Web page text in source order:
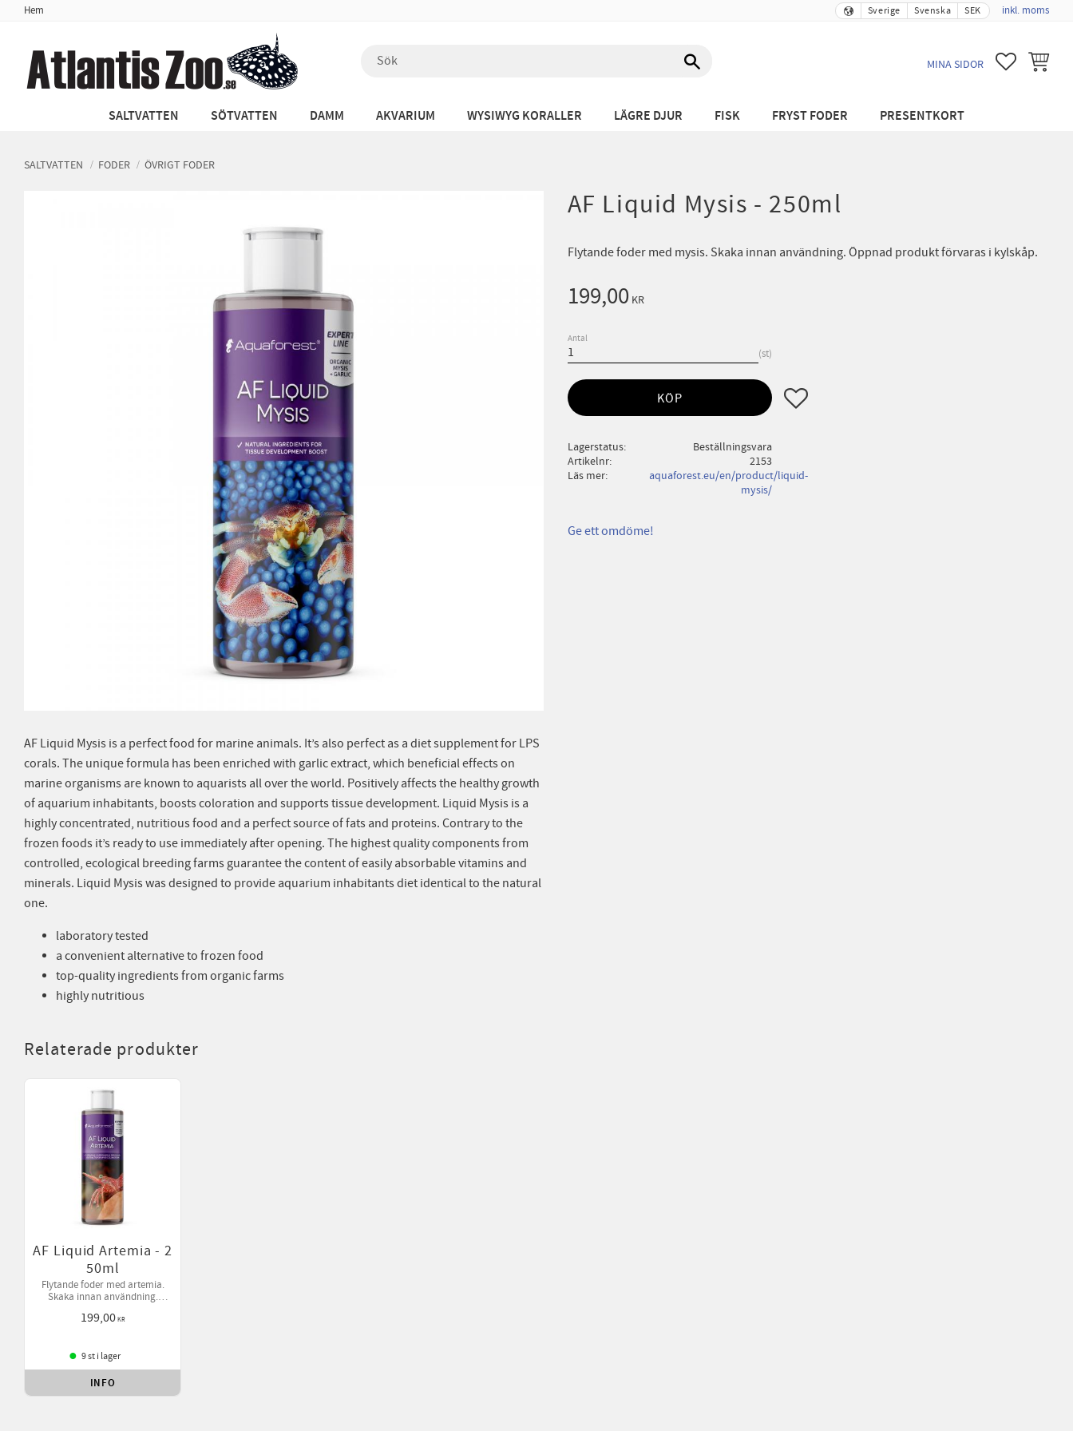
Hem Sverige Svenska SEK inkl. moms
MINA SIDOR FAVORITER
SALTVATTEN SÖTVATTEN DAMM AKVARIUM WYSIWYG KORALLER LÄGRE DJUR FISK FRYST FODER PRESENTKORT
SALTVATTEN FODER ÖVRIGT FODER
AF Liquid Mysis - 250ml
Flytande foder med mysis. Skaka innan användning. Öppnad produkt förvaras i kylskåp.
199,00KR
Antal
st
KÖP Lägg till i favoriter
Lagerstatus
Beställningsvara
Artikelnr
2153
Läs mer
aquaforest.eu/en/product/liquid-
mysis/
Ge ett omdöme!
AF Liquid Mysis is a perfect food for marine animals. It’s also perfect as a diet supplement for LPS
corals. The unique formula has been enriched with garlic extract, which beneficial effects on
marine organisms are known to aquarists all over the world. Positively affects the healthy growth
of aquarium inhabitants, boosts coloration and supports tissue development. Liquid Mysis is a
highly concentrated, nutritious food and a perfect source of fats and proteins. Contrary to the
frozen foods it’s ready to use immediately after opening. The highest quality components from
controlled, ecological breeding farms guarantee the content of easily absorbable vitamins and
minerals. Liquid Mysis was designed to provide aquarium inhabitants diet identical to the natural
one.
laboratory tested
a convenient alternative to frozen food
top-quality ingredients from organic farms
highly nutritious
Relaterade produkter
AF Liquid Artemia - 2
50ml
Flytande foder med artemia.
Skaka innan användning.
kylskåp.
199,00KR
9 st i lager
INFO